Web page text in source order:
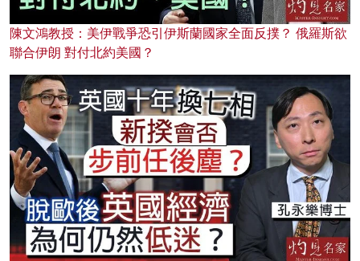
陳文鴻教授：美伊戰爭恐引伊斯蘭國家全面反撲？ 俄羅斯欲
聯合伊朗 對付北約美國？